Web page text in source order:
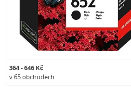
364 - 646 Kč
v 65 obchodech